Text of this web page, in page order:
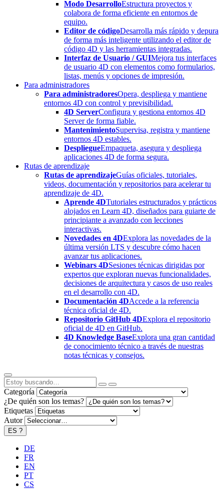
Modo DesarrolloEstructura proyectos y
colabora de forma eficiente en entornos de
equipo.
Editor de códigoDesarrolla más rápido y depura
de forma más inteligente utilizando el editor de
código 4D y las herramientas integradas.
Interfaz de Usuario / GUIMejora tus interfaces
de usuario 4D con elementos como formularios,
listas, menús y opciones de impresión.
Para administradores
Para administradoresOpera, despliega y mantiene
entornos 4D con control y previsibilidad.
4D ServerConfigura y gestiona entornos 4D
Server de forma fiable.
MantenimientoSupervisa, registra y mantiene
entornos 4D estables.
DespliegueEmpaqueta, asegura y despliega
aplicaciones 4D de forma segura.
Rutas de aprendizaje
Rutas de aprendizajeGuías oficiales, tutoriales,
videos, documentación y repositorios para acelerar tu
aprendizaje de 4D.
Aprende 4DTutoriales estructurados y prácticos
alojados en Learn 4D, diseñados para guiarte de
principiante a avanzado con lecciones
interactivas.
Novedades en 4DExplora las novedades de la
última versión LTS y descubre cómo hacen
avanzar tus aplicaciones.
Webinars 4DSesiones técnicas dirigidas por
expertos que exploran nuevas funcionalidades,
decisiones de arquitectura y casos de uso reales
en el desarrollo con 4D.
Documentación 4DAccede a la referencia
técnica oficial de 4D.
Repositorio GitHub 4DExplora el repositorio
oficial de 4D en GitHub.
4D Knowledge BaseExplora una gran cantidad
de conocimiento técnico a través de nuestras
notas técnicas y consejos.
Categoría
¿De quién son los temas?
Etiquetas
Autor
ES ?
DE
FR
EN
PT
CS